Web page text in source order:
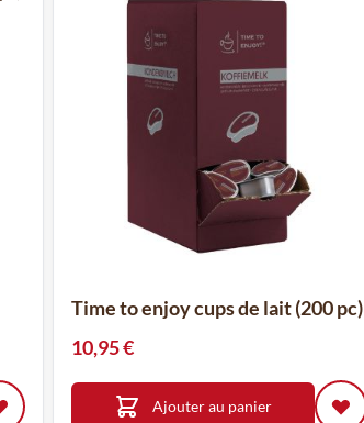
Time to enjoy cups de lait (200 pc)
10,95 €
Ajouter au panier